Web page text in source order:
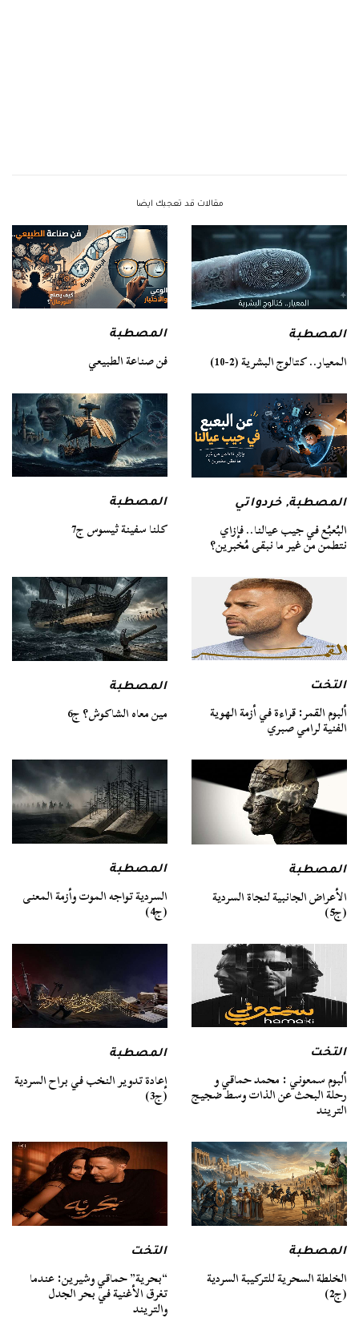
مقالات قد تعجبك ايضا
المصطبة
المعيار.. كتالوج البشرية (2-10)
المصطبة
فن صناعة الطبيعي
المصطبة,خردواتي
البُعبُع في جيب عيالنا.. فإزاي
نتطمن من غير ما نبقى مُخبرين؟
المصطبة
كلنا سفينة ثيسوس ج7
التخت
ألبوم القمر: قراءة في أزمة الهوية
الفنية لرامي صبري
المصطبة
مين معاه الشاكوش؟ ج6
المصطبة
الأعراض الجانبية لنجاة السردية
(ج5)
المصطبة
السردية تواجه الموت وأزمة المعنى
(ج4)
التخت
ألبوم سمعوني : محمد حماقي و
رحلة البحث عن الذات وسط ضجيج
التريند
المصطبة
إعادة تدوير النخب في براح السردية
(ج3)
المصطبة
الخلطة السحرية للتركيبة السردية
(ج2)
التخت
“بحرية” حماقي وشيرين: عندما
تغرق الأغنية في بحر الجدل
والتريند